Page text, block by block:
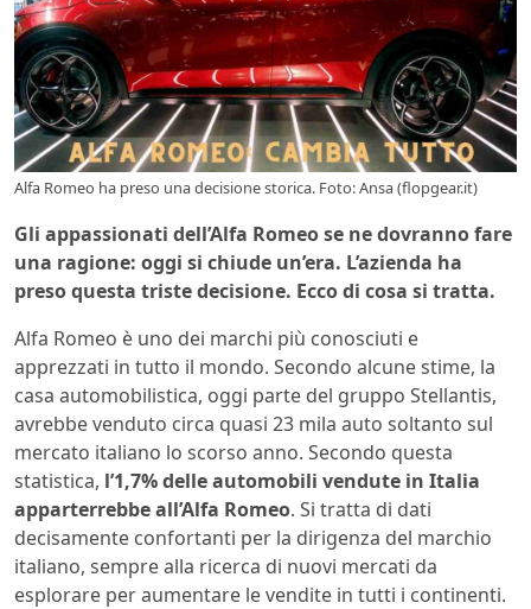
Alfa Romeo ha preso una decisione storica. Foto: Ansa (flopgear.it)
Gli appassionati dell’Alfa Romeo se ne dovranno fare
una ragione: oggi si chiude un’era. L’azienda ha
preso questa triste decisione. Ecco di cosa si tratta.
Alfa Romeo è uno dei marchi più conosciuti e
apprezzati in tutto il mondo. Secondo alcune stime, la
casa automobilistica, oggi parte del gruppo Stellantis,
avrebbe venduto circa quasi 23 mila auto soltanto sul
mercato italiano lo scorso anno. Secondo questa
statistica, l’1,7% delle automobili vendute in Italia
apparterrebbe all’Alfa Romeo. Si tratta di dati
decisamente confortanti per la dirigenza del marchio
italiano, sempre alla ricerca di nuovi mercati da
esplorare per aumentare le vendite in tutti i continenti.